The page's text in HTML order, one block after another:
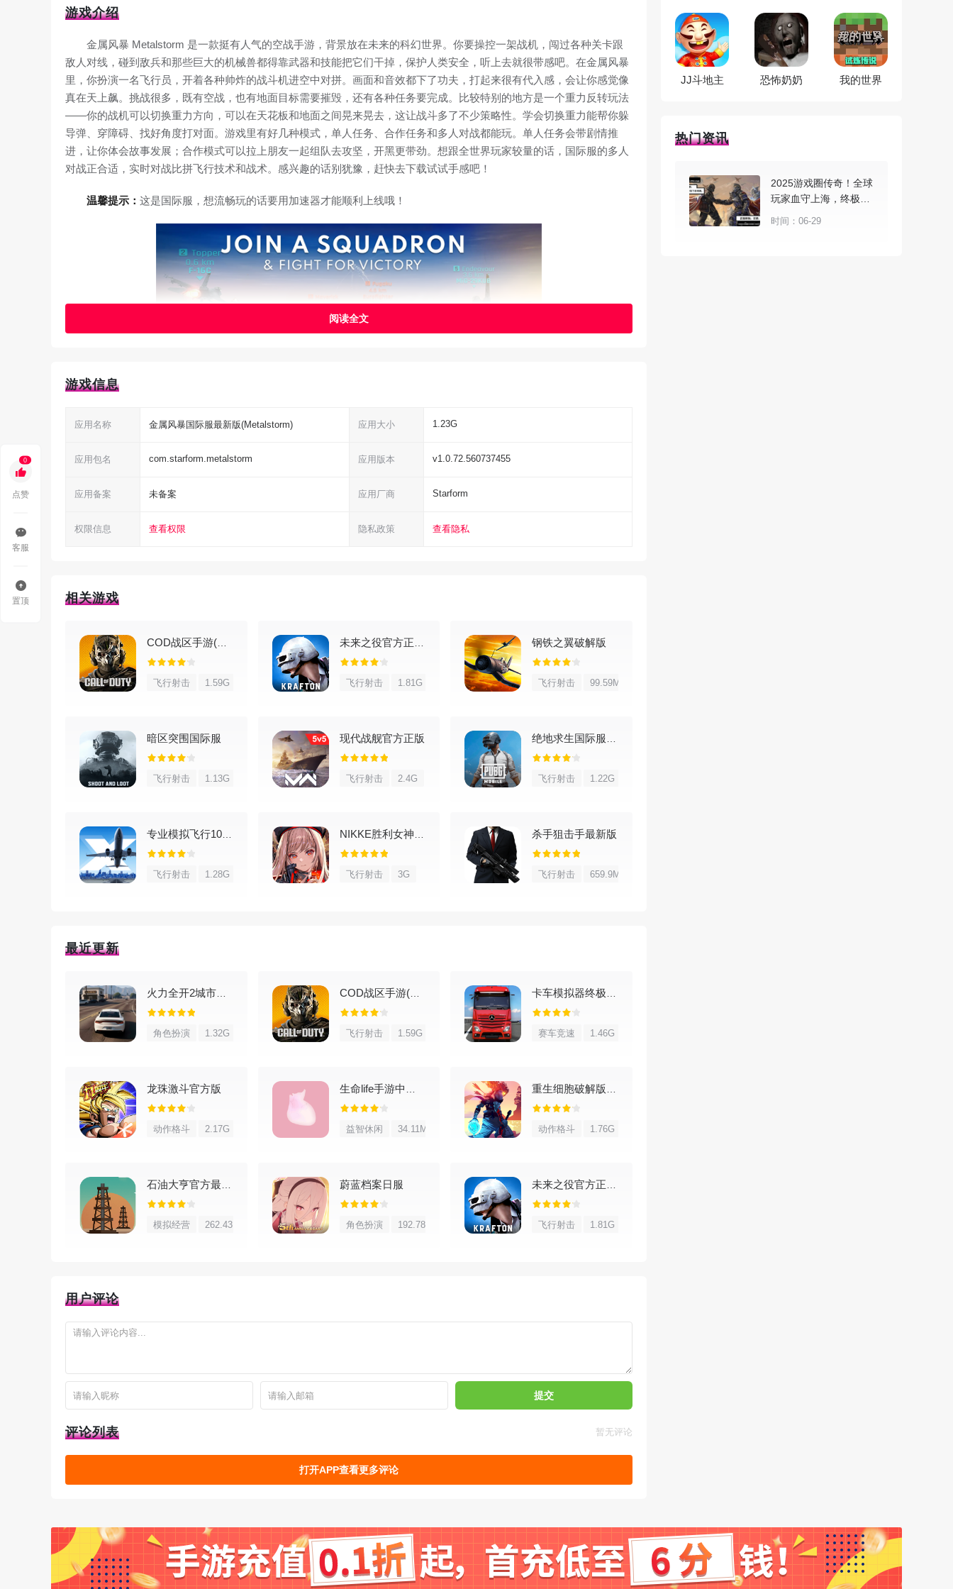
游戏介绍
金属风暴 Metalstorm 是一款挺有人气的空战手游，背景放在未来的科幻世界。你要操控一架战机，闯过各种关卡跟
敌人对线，碰到敌兵和那些巨大的机械兽都得靠武器和技能把它们干掉，保护人类安全，听上去就很带感吧。在金属风暴
里，你扮演一名飞行员，开着各种帅炸的战斗机进空中对拼。画面和音效都下了功夫，打起来很有代入感，会让你感觉像
真在天上飙。挑战很多，既有空战，也有地面目标需要摧毁，还有各种任务要完成。比较特别的地方是一个重力反转玩法
——你的战机可以切换重力方向，可以在天花板和地面之间晃来晃去，这让战斗多了不少策略性。学会切换重力能帮你躲
导弹、穿障碍、找好角度打对面。游戏里有好几种模式，单人任务、合作任务和多人对战都能玩。单人任务会带剧情推
进，让你体会故事发展；合作模式可以拉上朋友一起组队去攻坚，开黑更带劲。想跟全世界玩家较量的话，国际服的多人
对战正合适，实时对战比拼飞行技术和战术。感兴趣的话别犹豫，赶快去下载试试手感吧！
温馨提示： 这是国际服，想流畅玩的话要用加速器才能顺利上线哦！
动作节奏感强，打击感十足，打起来很有爽感，子弹爆炸声和特效混在一起就是燃。
3、操作娴熟无比
每个操作看起来都很潇洒，需要练习和手速，玩起来有技术含量，能考验玩家水平。
关卡设计平滑，难度递增合理，很多地图和环境都可以去征战，内容免费可以一直玩。
金属风暴飞机升级与提升等级攻略
1、主要靠通行证任务拿资源
完成通行证里的任务可以获得通行证积分，每升一级会领到奖励，例如学分、飞机自选碎片、箱子、金币、背景、头
花金币能买高级通行证，奖励更丰厚，想快拿好东西可以考虑入手。
界面说明：左边是每日任务，右边是那种几天刷新一次的任务。每日任务当天有效，过期就没了；其他任务在本通行
证周期内都能做，不会消失。标着 hard 的是高难度任务，耗时较多但给的通行证积分也会高一点。
游戏信息
应用名称 金属风暴国际服最新版(Metalstorm) 应用大小 1.23G
应用包名 com.starform.metalstorm 应用版本 v1.0.72.560737455
应用备案 未备案 应用厂商 Starform
权限信息 查看权限 隐私政策 查看隐私
相关游戏
飞行射击 1.59G 飞行射击 1.81G
钢铁之翼破解版
飞行射击 99.59M
暗区突围国际服
飞行射击 1.13G
现代战舰官方正版
飞行射击 2.4G 飞行射击 1.22G
飞行射击 1.28G 飞行射击 3G
杀手狙击手最新版
飞行射击 659.9M
最近更新
角色扮演 1.32G
COD战区手游(COD Warzone)
飞行射击 1.59G 赛车竞速 1.46G
龙珠激斗官方版
动作格斗 2.17G 益智休闲 34.11M 动作格斗 1.76G
模拟经营 262.43M
蔚蓝档案日服
角色扮演 192.78M 飞行射击 1.81G
用户评论
提交
评论列表 暂无评论
打开APP查看更多评论
JJ斗地主 恐怖奶奶 我的世界
热门资讯
2025游戏圈传奇！全球
玩家血守上海，终极梦
想在游戏上演
时间：06-29
点赞
0
客服
置顶